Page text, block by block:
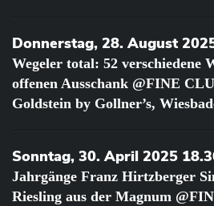
Donnerstag, 28. August
Wegeler total: 52 verschiedene
offenen Ausschank @FINE
Goldstein by Gollner’s,
Sonntag, 30. April 2025
Jahrgänge Franz Hirtzberger
Riesling aus der Magnum